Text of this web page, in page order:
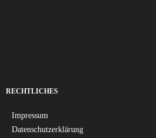
RECHTLICHES
Impressum
Datenschutzerklärung